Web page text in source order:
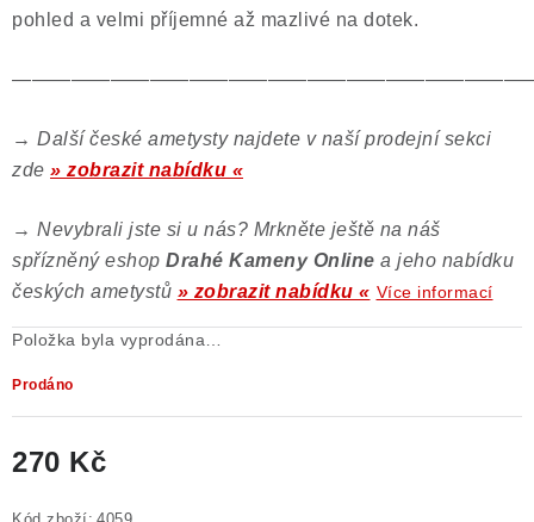
pohled a velmi příjemné až mazlivé na dotek.
→ Další české ametysty najdete v naší prodejní sekci
zde » zobrazit nabídku «
→ Nevybrali jste si u nás? Mrkněte ještě na náš
spřízněný eshop Drahé Kameny Online a jeho nabídku
českých ametystů » zobrazit nabídku « Více informací
Položka byla vyprodána…
Prodáno
270 Kč